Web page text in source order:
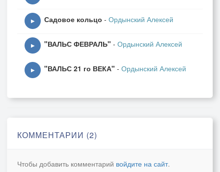
▶ Садовое кольцо - Ордынский Алексей
▶ "ВАЛЬС ФЕВРАЛЬ" - Ордынский Алексей
▶ "ВАЛЬС 21 го ВЕКА" - Ордынский Алексей
КОММЕНТАРИИ (2)
Чтобы добавить комментарий войдите на сайт.